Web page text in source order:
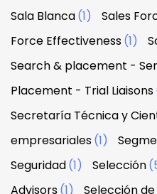
Sala Blanca(1) Sales
Force Effectiveness(1)
Search & placement -
Placement - Trial Liaisons
Secretaría Técnica y
empresariales(1)
Seguridad(1) Selección
Advisors(1) Selección